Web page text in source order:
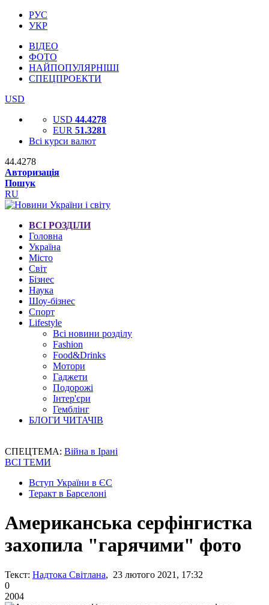
РУС
УКР
ВІДЕО
ФОТО
НАЙПОПУЛЯРНІШІ
СПЕЦПРОЕКТИ
USD
USD 44.4278
EUR 51.3281
Всі курси валют
44.4278
Авторизація
Пошук
RU
ВСІ РОЗДІЛИ
Головна
Україна
Місто
Світ
Бізнес
Наука
Шоу-бізнес
Спорт
Lifestyle
Всі новини розділу
Fashion
Food&Drinks
Мотори
Гаджети
Подорожі
Інтер'єри
Гемблінг
БЛОГИ ЧИТАЧІВ
СПЕЦТЕМА: Війна в Ірані
ВСІ ТЕМИ
Вступ України в ЄС
Теракт в Барселоні
Американська серфінгистка
захопила "гарячими" фото
Текст: Надтока Світлана, 23 лютого 2021, 17:32
0
2004